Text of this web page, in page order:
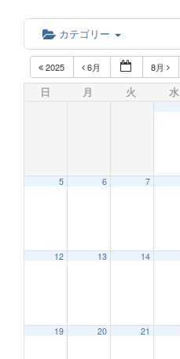
カテゴリー
2025 6月 8月
日 月 火 水
5 6 7
12 13 14
19 20 21
2:00 AM